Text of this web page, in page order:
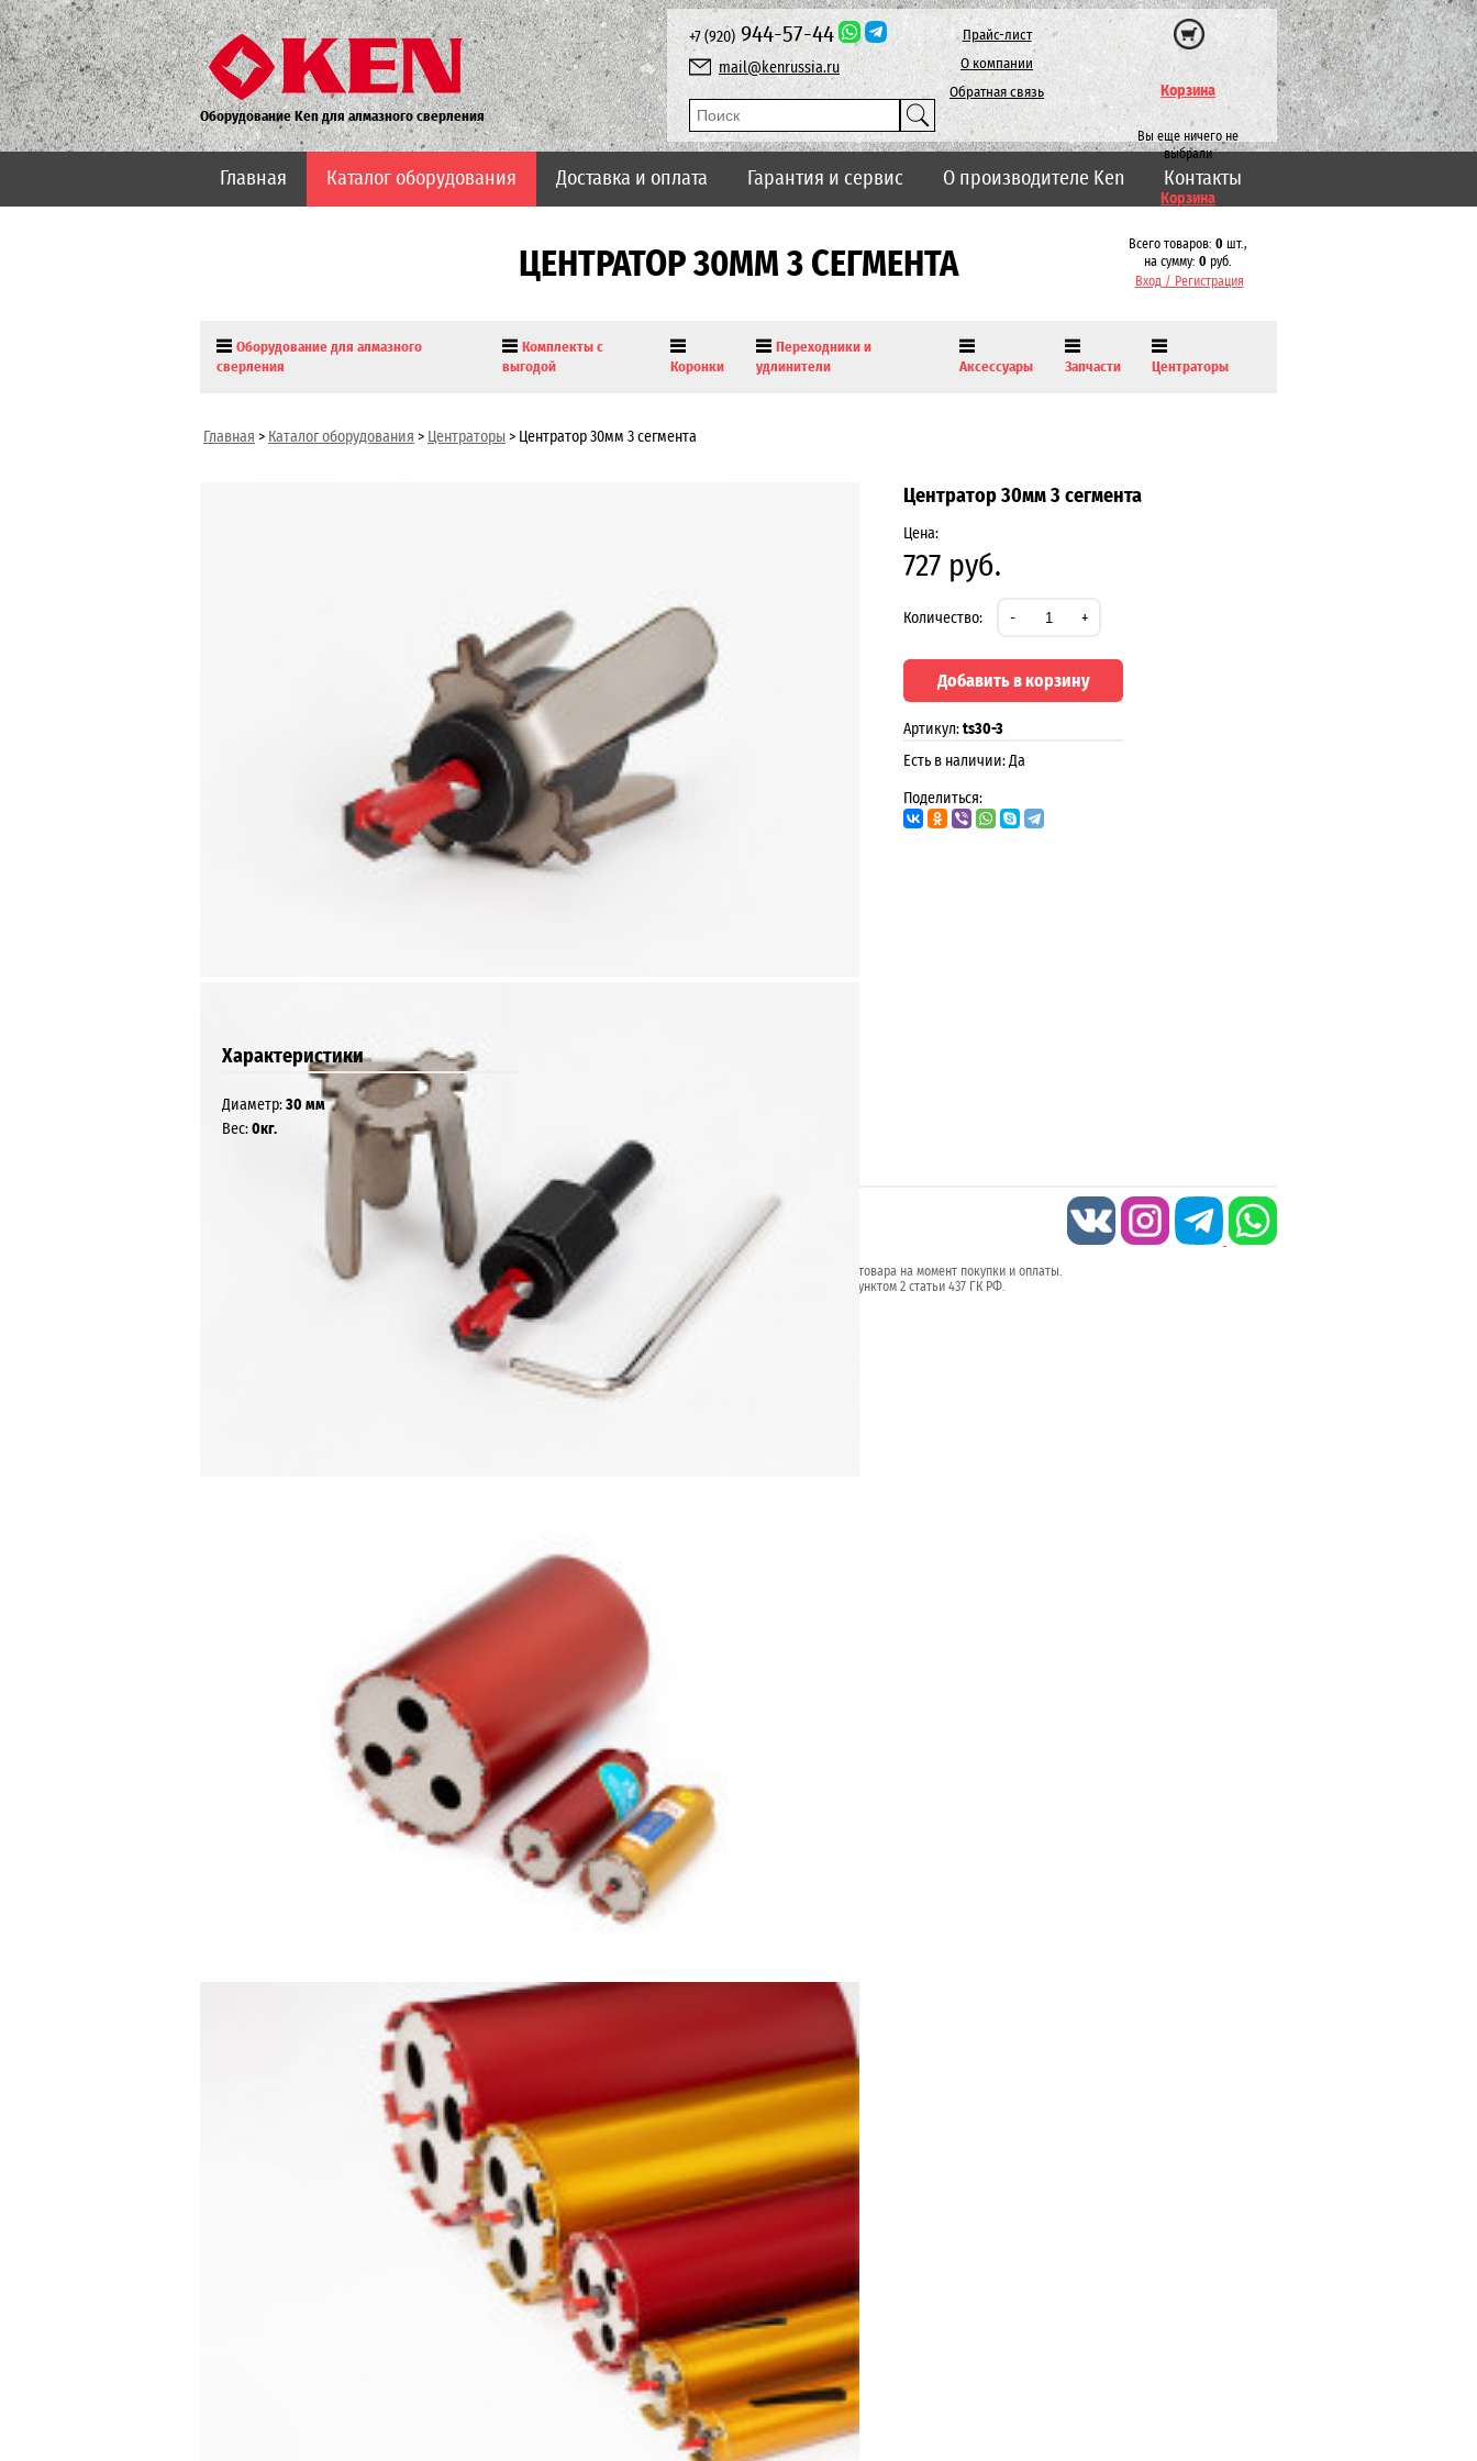
Оборудование Ken для алмазного сверления
+7 (920)944-57-44
mail@kenrussia.ru
Прайс-лист
О компании
Обратная связь
Корзина
Вы еще ничего не
выбрали
Корзина
Всего товаров: 0 шт.,
на сумму: 0 руб.
Вход / Регистрация
Главная Каталог оборудования Доставка и оплата Гарантия и сервис О производителе Ken Контакты
ЦЕНТРАТОР 30ММ 3 СЕГМЕНТА
Оборудование для алмазного
сверления
Комплекты с
выгодой
Коронки
Переходники и
удлинители
Аксессуары Запчасти Центраторы
Главная > Каталог оборудования > Центраторы> Центратор 30мм 3 сегмента
Центратор 30мм 3 сегмента
Цена:
727 руб.
Количество: - +
Добавить в корзину
Артикул:ts30-3
Есть в наличии: Да
Поделиться:
Характеристики
Диаметр:30 мм
Вес:0кг.
Интернет-магазин KEN Russia, 2026
mail@kenrussia.ru
Технические характеристики товара могут отличаться от указанных на сайте, уточняйте технические характеристики товара на момент покупки и оплаты.
Вся информация на сайте о товарах носит справочный характер и не является публичной офертой в соответствии с пунктом 2 статьи 437 ГК РФ.
Убедительно просим Вас при покупке проверять наличие желаемых функций и характеристик.